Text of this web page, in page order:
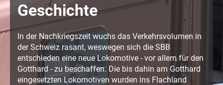
Geschichte
In der Nachkriegszeit wuchs das Verkehrsvolumen in
der Schweiz rasant, weswegen sich die SBB
entschieden eine neue Lokomotive - vor allem für den
Gotthard - zu beschaffen. Die bis dahin am Gotthard
eingesetzten Lokomotiven wurden ins Flachland